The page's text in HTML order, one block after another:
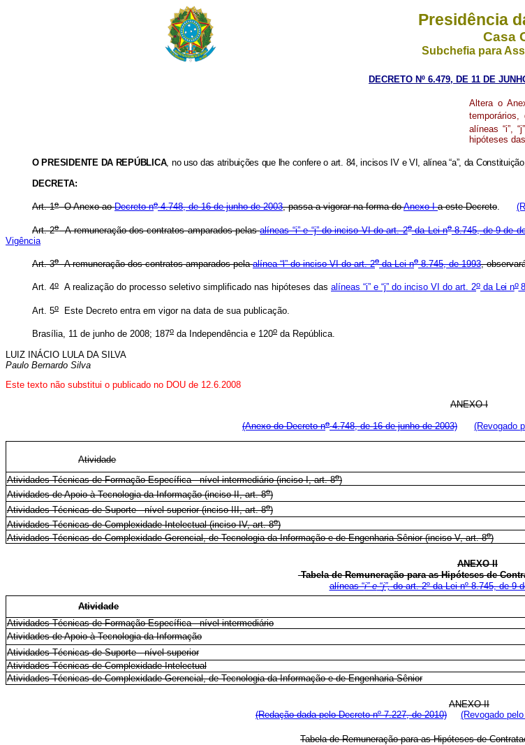
Presidência
Casa
Subchefia para
DECRETO Nº 6.479, DE 11 DE
Altera o
alíneas “i”,
hipóteses
O PRESIDENTE DA REPÚBLICA, no uso das atribuições que lhe confere o art. 84, incisos IV e VI, alínea “a”, da
DECRETA:
Art. 1oO Anexo aoDecreto no4.748, de 16 de junho de 2003, passa a vigorar na forma doAnexo Ia este Decreto.
Art. 2oA remuneração dos contratos amparados pelasalíneas “i” e “j” do inciso VI do art. 2oda Lei no8.745, de 9 de
Vigência
Art. 3oA remuneração dos contratos amparados pelaalínea “l” do inciso VI do art. 2oda Lei no8.745, de 1993,
Art. 4o A realização do processo seletivo simplificado nas hipóteses das alíneas “i” e “j” do inciso VI do art. 2o da Lei no
Art. 5o Este Decreto entra em vigor na data de sua publicação.
Brasília, 11 de junho de 2008; 187o da Independência e 120o da República.
LUIZ INÁCIO LULA DA SILVA
Paulo Bernardo Silva
Este texto não substitui o publicado no DOU de 12.6.2008
ANEXO I
(Anexo do Decreto no4.748, de 16 de junho de 2003) (Revogado
Atividade
Atividades Técnicas de Formação Específica - nível intermediário (inciso I, art. 8o)
Atividades de Apoio à Tecnologia da Informação (inciso II, art. 8o)
Atividades Técnicas de Suporte - nível superior (inciso III, art. 8o)
Atividades Técnicas de Complexidade Intelectual (inciso IV, art. 8o)
Atividades Técnicas de Complexidade Gerencial, de Tecnologia da Informação e de Engenharia Sênior (inciso V, art. 8o)
ANEXO II
Tabela de Remuneração para as Hipóteses de
alíneas “i” e“j”,do art. 2º da Lei nº 8.745, de 9
Atividade
Atividades Técnicas de Formação Específica - nível intermediário
Atividades de Apoio à Tecnologia da Informação
Atividades Técnicas de Suporte - nível superior
Atividades Técnicas de Complexidade Intelectual
Atividades Técnicas de Complexidade Gerencial, de Tecnologia da Informação e de Engenharia Sênior
ANEXO II
(Redação dada pelo Decreto nº 7.227, de 2010)
(Revogado
Tabela de Remuneração para as Hipóteses de